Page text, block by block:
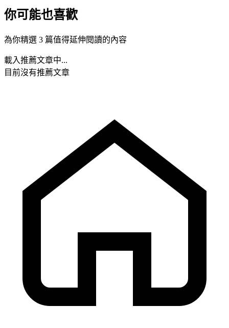
你可能也喜歡
為你精選 3 篇值得延伸閱讀的內容
載入推薦文章中...
目前沒有推薦文章